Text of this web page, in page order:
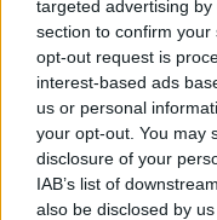
targeted advertising
section to confirm
opt-out request is
interest-based ads
us or personal
your opt-out. You may
disclosure of your
IAB’s list of
also be disclosed by
Α.Τ. 18·11·2023
Οι δηλώσεις
Παλαιστίνιων
τα νήπια δεν
Απαντήστε